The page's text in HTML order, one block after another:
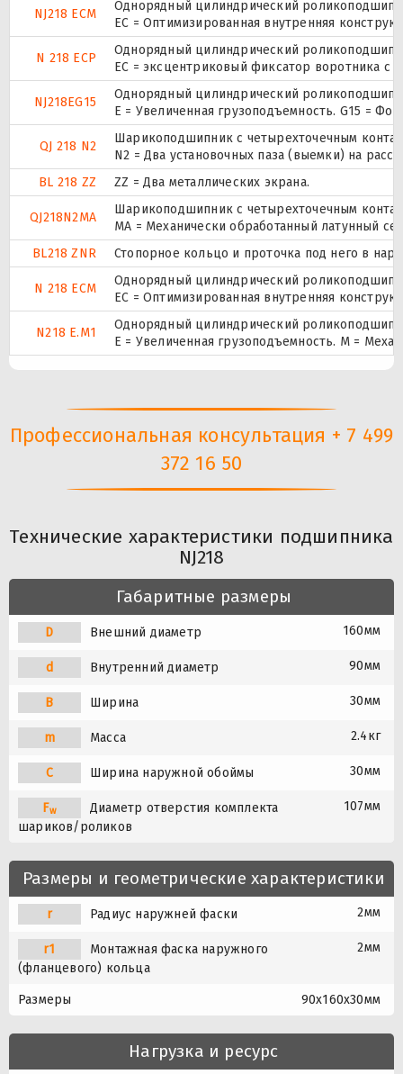
NJ218 ECM
Однорядный цилиндрический
EC = Оптимизированная внутренняя
N 218 ECP
Однорядный цилиндрический
ЕС = эксцентриковый фиксатор воротника с
NJ218EG15
Однорядный цилиндрический
E = Увеличенная грузоподъемность. G15 =
QJ 218 N2
Шарикоподшипник с четырехточечным
N2 = Два установочных паза (выемки) на
BL 218 ZZ
ZZ = Два металлических экрана.
QJ218N2MA
Шарикоподшипник с четырехточечным
MA = Механически обработанный латунный
BL218 ZNR
Стопорное кольцо и проточка под него в
N 218 ECM
Однорядный цилиндрический
EC = Оптимизированная внутренняя
N218 E.M1
Однорядный цилиндрический
E = Увеличенная грузоподъемность. М =
Профессиональная консультация + 7 499
372 16 50
Технические характеристики подшипника
NJ218
Габаритные размеры
D Внешний диаметр 160мм
d Внутренний диаметр 90мм
B Ширина 30мм
m Масса 2.4кг
C Ширина наружной обоймы 30мм
Fw
Диаметр отверстия комплекта
шариков/роликов
107мм
Размеры и геометрические характеристики
r Радиус наружней фаски 2мм
r1
Монтажная фаска наружного
(фланцевого) кольца
2мм
Размеры 90x160x30мм
Нагрузка и ресурс